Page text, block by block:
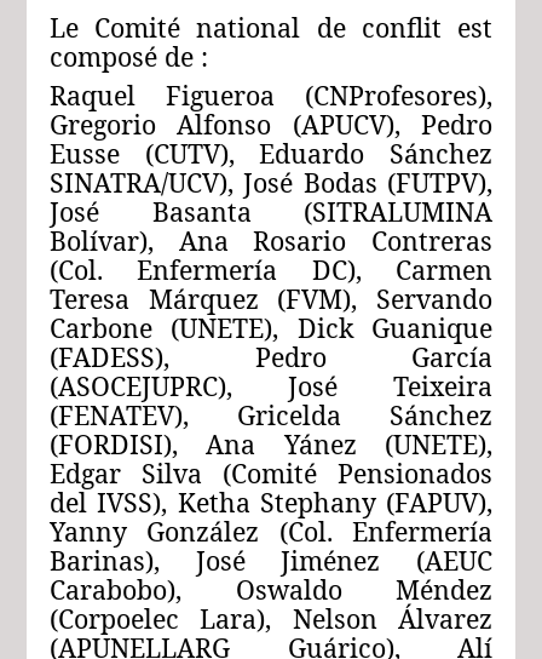
Le Comité national de conflit est
composé de :
Raquel Figueroa (CNProfesores),
Gregorio Alfonso (APUCV), Pedro
Eusse (CUTV), Eduardo Sánchez
SINATRA/UCV), José Bodas (FUTPV),
José Basanta (SITRALUMINA
Bolívar), Ana Rosario Contreras
(Col. Enfermería DC), Carmen
Teresa Márquez (FVM), Servando
Carbone (UNETE), Dick Guanique
(FADESS), Pedro García
(ASOCEJUPRC), José Teixeira
(FENATEV), Gricelda Sánchez
(FORDISI), Ana Yánez (UNETE),
Edgar Silva (Comité Pensionados
del IVSS), Ketha Stephany (FAPUV),
Yanny González (Col. Enfermería
Barinas), José Jiménez (AEUC
Carabobo), Oswaldo Méndez
(Corpoelec Lara), Nelson Álvarez
(APUNELLARG Guárico), Alí